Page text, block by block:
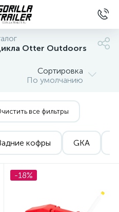
Otter Outdoors
Сортировка
По умолчанию
все фильтры
кофры GKA
-18%